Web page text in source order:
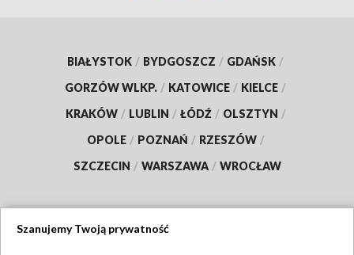
BIAŁYSTOK / BYDGOSZCZ / GDAŃSK /
GORZÓW WLKP. / KATOWICE / KIELCE /
KRAKÓW / LUBLIN / ŁÓDŹ / OLSZTYN /
OPOLE / POZNAŃ / RZESZÓW /
SZCZECIN / WARSZAWA / WROCŁAW
Szanujemy Twoją prywatność